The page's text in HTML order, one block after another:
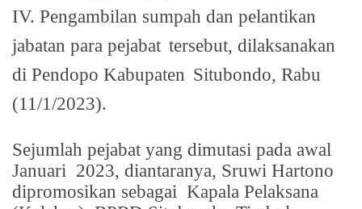
IV. Pengambilan sumpah dan pelantikan
jabatan para pejabat tersebut, dilaksanakan
di Pendopo Kabupaten Situbondo, Rabu
(11/1/2023).
Sejumlah pejabat yang dimutasi pada awal
Januari 2023, diantaranya, Sruwi Hartono
dipromosikan sebagai Kapala Pelaksana